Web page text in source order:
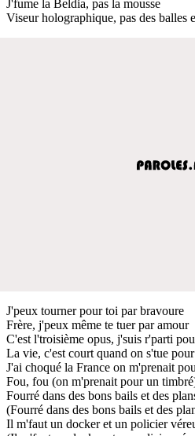
J'fume la Beldia, pas la mousse
Viseur holographique, pas des balles
J'peux tourner pour toi par bravoure
Frère, j'peux même te tuer par amour
C'est l'troisième opus, j'suis r'parti
La vie, c'est court quand on s'tue
J'ai choqué la France on m'prenait
Fou, fou (on m'prenait pour un
Fourré dans des bons bails et des
(Fourré dans des bons bails et des
Il m'faut un docker et un policier